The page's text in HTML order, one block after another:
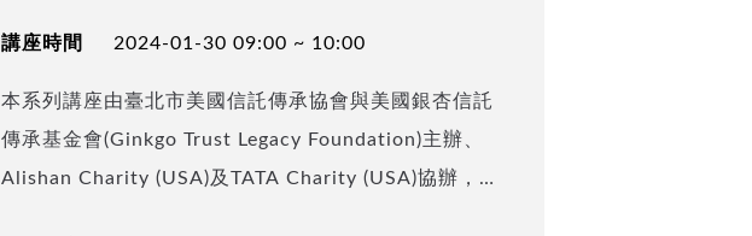
講座時間 2024-01-30 09:00 ~ 10:00
本系列講座由臺北市美國信託傳承協會與美國銀杏信託
傳承基金會(Ginkgo Trust Legacy Foundation)主辦、
Alishan Charity (USA)及TATA Charity (USA)協辦，邀